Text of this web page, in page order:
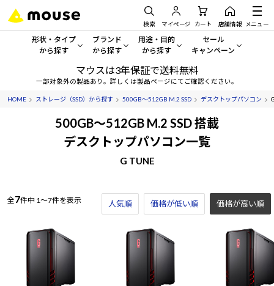
検索 マイページ カート 店舗情報 メニュー
形状・タイプ
から探す
形状・タイプから探す をすべてみる
デスクトップPC
ディスプレイ
Windows 11
ブランド
から探す
mouse
G TUNE
MousePro
Copilot+ PC
用途・目的
から探す
一般向けパソコン
ゲーミングPC・ゲーム向けパソコン
クリエイティブ向け
ビジネス向けパソコン
学習向けパソコン
AIおすすめパソコン
Windows 11
セール
キャンペーン
セール・キャンペー
期間限定セール
アウトレットパソコン
マウスは3年保証で送料無料
一部対象外の製品あり。詳しくは製品ページにてご確認ください。
HOME ストレージ（SSD）から探す 500GB～512GB M.2 SSD デスクトップパソコン
500GB～512GB M.2 SSD 搭載
デスクトップパソコン一覧
G TUNE
全7件中 1～7件を表示 人気順 価格が低い順 価格が高い順